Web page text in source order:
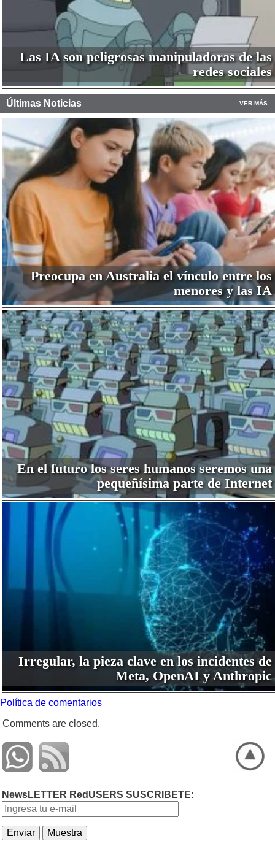
Las IA son peligrosas manipuladoras de las
redes sociales
Últimas Noticias VER MÁS
Preocupa en Australia el vínculo entre los
menores y las IA
En el futuro los seres humanos seremos una
pequeñísima parte de Internet
Irregular, la pieza clave en los incidentes de
Meta, OpenAI y Anthropic
Política de comentarios
Comments are closed.
NewsLETTER RedUSERS SUSCRIBETE: